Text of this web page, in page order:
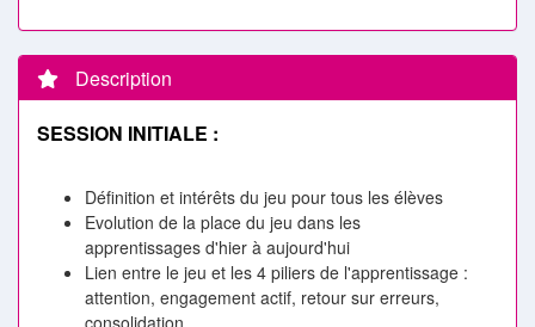
Description
SESSION INITIALE :
Définition et intérêts du jeu pour tous les élèves
Evolution de la place du jeu dans les
apprentissages d'hier à aujourd'hui
Lien entre le jeu et les 4 piliers de l'apprentissage :
attention, engagement actif, retour sur erreurs,
consolidation